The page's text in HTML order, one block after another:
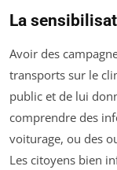
La
Avoir des
transports sur le
public et de lui
comprendre des
voiturage, ou des
Les citoyens bien